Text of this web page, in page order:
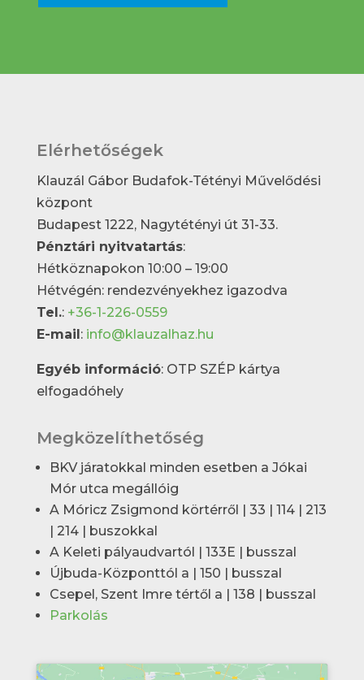
Elérhetőségek
Klauzál Gábor Budafok-Tétényi Művelődési
központ
Budapest 1222, Nagytétényi út 31-33.
Pénztári nyitvatartás:
Hétköznapokon 10:00 – 19:00
Hétvégén: rendezvényekhez igazodva
Tel.: +36-1-226-0559
E-mail : info@klauzalhaz.hu
Egyéb információ: OTP SZÉP kártya
elfogadóhely
Megközelíthetőség
BKV járatokkal minden esetben a Jókai
Mór utca megállóig
A Móricz Zsigmond körtérről | 33 | 114 | 213
| 214 | buszokkal
A Keleti pályaudvartól | 133E | busszal
Újbuda-Központtól a | 150 | busszal
Csepel, Szent Imre tértől a | 138 | busszal
Parkolás